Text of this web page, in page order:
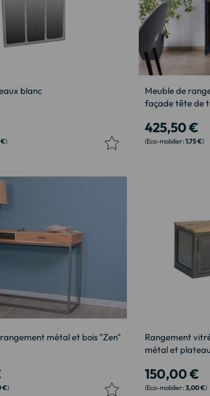
blanc
€
Meuble de
façade tête de
425,50 €
1,75 €
métal et bois "Zen"
€
Rangement
métal et
150,00 €
3,00 €